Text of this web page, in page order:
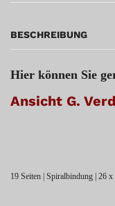
BESCHREIBUNG
Hier können Sie
Ansicht G.
19 Seiten | Spiralbindung | 26